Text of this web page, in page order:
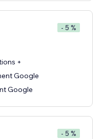
- 5 %
+
Google
Google
- 5 %